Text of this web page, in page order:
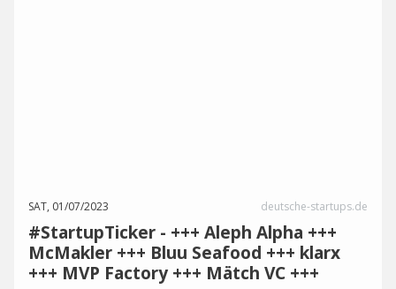
SAT, 01/07/2023 deutsche-startups.de
#StartupTicker - +++ Aleph Alpha +++
McMakler +++ Bluu Seafood +++ klarx
+++ MVP Factory +++ Mätch VC +++